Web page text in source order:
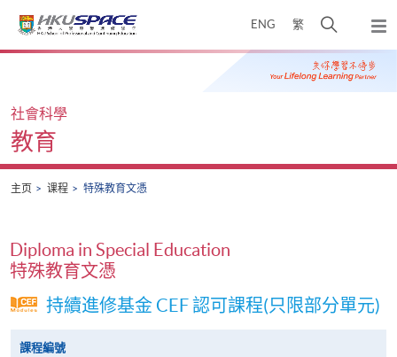
ENG 繁
开
搜
寻
弹
出
主
Main
社會科學
教育
主页 课程 特殊教育文憑
Diploma in Special Education
特殊教育文憑
持續進修基金 CEF 認可課程(只限部分單元)
課程編號